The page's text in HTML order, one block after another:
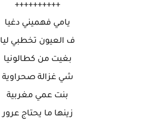
++++++++++
يامي فهميني دغيا
ف العيون تخطبي ليا
بغيت من كطالونيا
شي غزالة صحراوية
بنت عمي مغربية
زينها ما يحتاج عرور